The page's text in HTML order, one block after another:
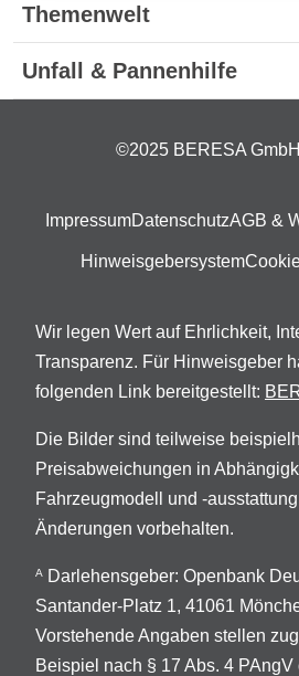
Themenwelt
Unfall & Pannenhilfe
©2025 BERESA
ImpressumDatenschutzAGB &
Hinweisgebersystem
Wir legen Wert auf Ehrlichkeit,
Transparenz. Für Hinweisgeber
folgenden Link bereitgestellt:
Die Bilder sind teilweise
Preisabweichungen in
Fahrzeugmodell und -
Änderungen vorbehalten.
A
Darlehensgeber: Openbank
Santander-Platz 1, 41061
Vorstehende Angaben stellen
Beispiel nach § 17 Abs. 4 PAngV